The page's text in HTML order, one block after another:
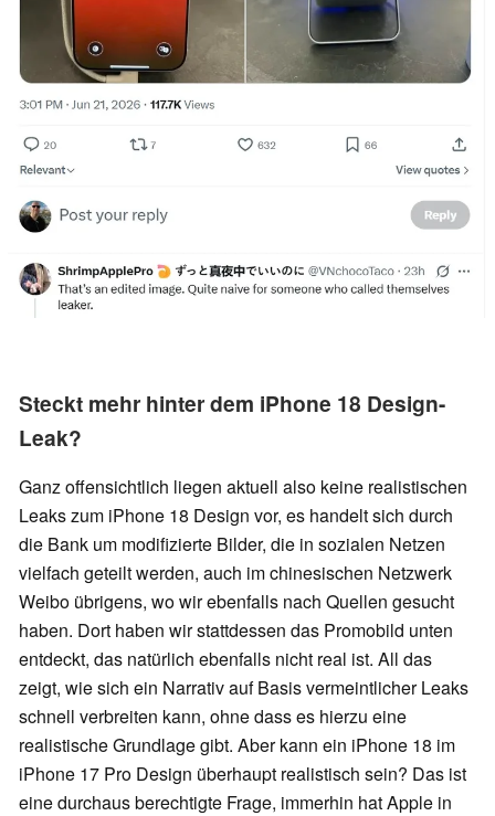
Steckt mehr hinter dem iPhone 18 Design-
Leak?
Ganz offensichtlich liegen aktuell also keine realistischen
Leaks zum iPhone 18 Design vor, es handelt sich durch
die Bank um modifizierte Bilder, die in sozialen Netzen
vielfach geteilt werden, auch im chinesischen Netzwerk
Weibo übrigens, wo wir ebenfalls nach Quellen gesucht
haben. Dort haben wir stattdessen das Promobild unten
entdeckt, das natürlich ebenfalls nicht real ist. All das
zeigt, wie sich ein Narrativ auf Basis vermeintlicher Leaks
schnell verbreiten kann, ohne dass es hierzu eine
realistische Grundlage gibt. Aber kann ein iPhone 18 im
iPhone 17 Pro Design überhaupt realistisch sein? Das ist
eine durchaus berechtigte Frage, immerhin hat Apple in